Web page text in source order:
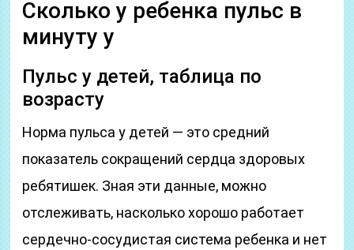
Сколько у ребенка пульс в
минуту у
Пульс у детей, таблица по
возрасту
Норма пульса у детей — это средний
показатель сокращений сердца здоровых
ребятишек. Зная эти данные, можно
отслеживать, насколько хорошо работает
сердечно-сосудистая система ребенка и нет